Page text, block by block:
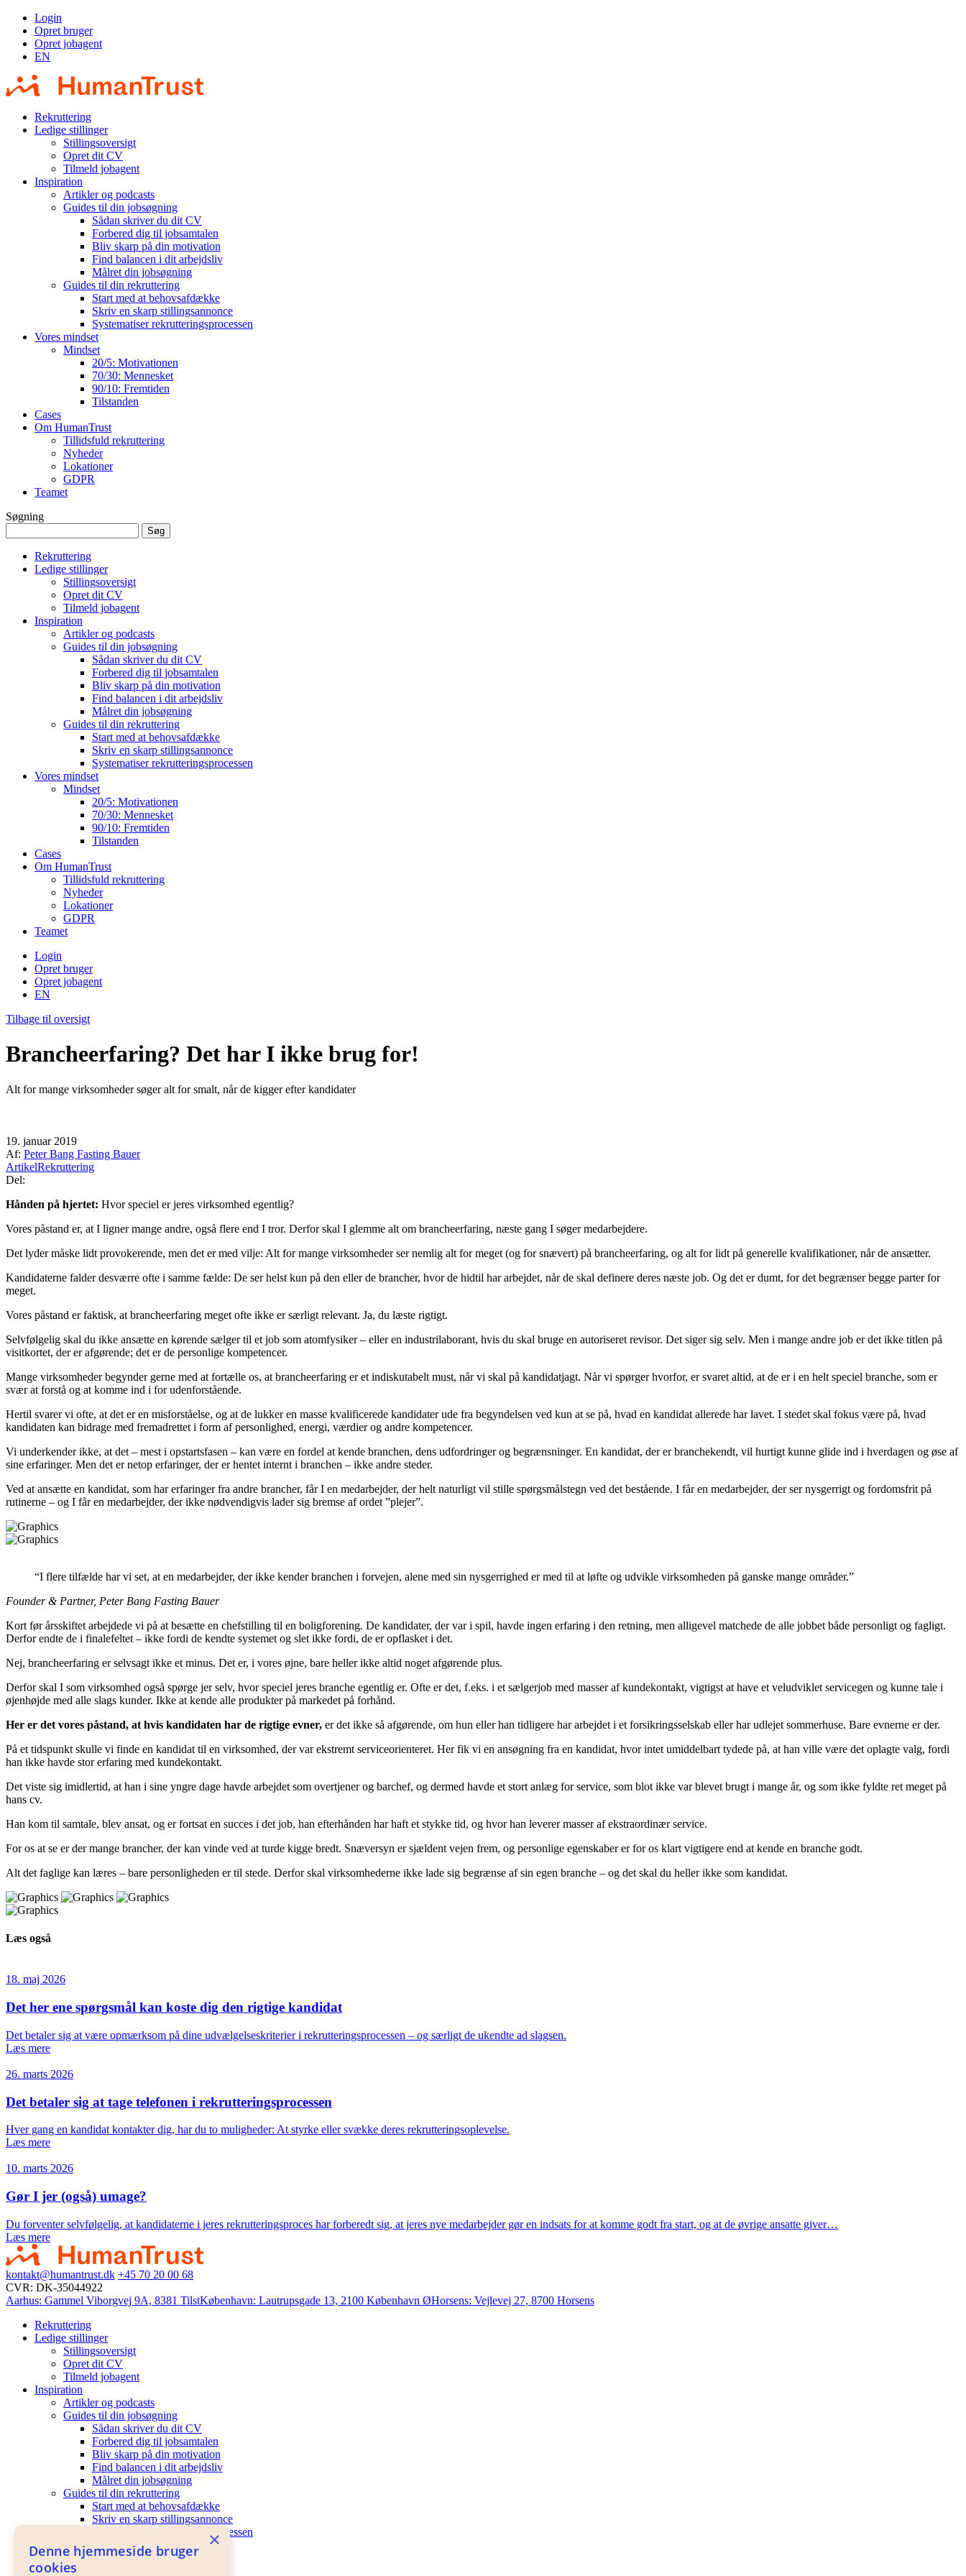
Login
Opret bruger
Opret jobagent
EN
Rekruttering
Ledige stillinger
Stillingsoversigt
Opret dit CV
Tilmeld jobagent
Inspiration
Artikler og podcasts
Guides til din jobsøgning
Sådan skriver du dit CV
Forbered dig til jobsamtalen
Bliv skarp på din motivation
Find balancen i dit arbejdsliv
Målret din jobsøgning
Guides til din rekruttering
Start med at behovsafdække
Skriv en skarp stillingsannonce
Systematiser rekrutteringsprocessen
Vores mindset
Mindset
20/5: Motivationen
70/30: Mennesket
90/10: Fremtiden
Tilstanden
Cases
Om HumanTrust
Tillidsfuld rekruttering
Nyheder
Lokationer
GDPR
Teamet
Søgning
efter:
Rekruttering
Ledige stillinger
Stillingsoversigt
Opret dit CV
Tilmeld jobagent
Inspiration
Artikler og podcasts
Guides til din jobsøgning
Sådan skriver du dit CV
Forbered dig til jobsamtalen
Bliv skarp på din motivation
Find balancen i dit arbejdsliv
Målret din jobsøgning
Guides til din rekruttering
Start med at behovsafdække
Skriv en skarp stillingsannonce
Systematiser rekrutteringsprocessen
Vores mindset
Mindset
20/5: Motivationen
70/30: Mennesket
90/10: Fremtiden
Tilstanden
Cases
Om HumanTrust
Tillidsfuld rekruttering
Nyheder
Lokationer
GDPR
Teamet
Login
Opret bruger
Opret jobagent
EN
Tilbage til oversigt
Brancheerfaring? Det har I ikke brug for!
Alt for mange virksomheder søger alt for smalt, når de kigger efter kandidater
19. januar 2019
Af: Peter Bang Fasting Bauer
ArtikelRekruttering
Del:
Hånden på hjertet: Hvor speciel er jeres virksomhed egentlig?
Vores påstand er, at I ligner mange andre, også flere end I tror. Derfor skal I glemme alt om brancheerfaring, næste gang I søger medarbejdere.
Det lyder måske lidt provokerende, men det er med vilje: Alt for mange virksomheder ser nemlig alt for meget (og for snævert) på brancheerfaring, og alt for lidt på generelle kvalifikationer, når de ansætter.
Kandidaterne falder desværre ofte i samme fælde: De ser helst kun på den eller de brancher, hvor de hidtil har arbejdet, når de skal definere deres næste job. Og det er dumt, for det begrænser begge parter for
meget.
Vores påstand er faktisk, at brancheerfaring meget ofte ikke er særligt relevant. Ja, du læste rigtigt.
Selvfølgelig skal du ikke ansætte en kørende sælger til et job som atomfysiker – eller en industrilaborant, hvis du skal bruge en autoriseret revisor. Det siger sig selv. Men i mange andre job er det ikke titlen på
visitkortet, der er afgørende; det er de personlige kompetencer.
Mange virksomheder begynder gerne med at fortælle os, at brancheerfaring er et indiskutabelt must, når vi skal på kandidatjagt. Når vi spørger hvorfor, er svaret altid, at de er i en helt speciel branche, som er
svær at forstå og at komme ind i for udenforstående.
Hertil svarer vi ofte, at det er en misforståelse, og at de lukker en masse kvalificerede kandidater ude fra begyndelsen ved kun at se på, hvad en kandidat allerede har lavet. I stedet skal fokus være på, hvad
kandidaten kan bidrage med fremadrettet i form af personlighed, energi, værdier og andre kompetencer.
Vi underkender ikke, at det – mest i opstartsfasen – kan være en fordel at kende branchen, dens udfordringer og begrænsninger. En kandidat, der er branchekendt, vil hurtigt kunne glide ind i hverdagen og øse af
sine erfaringer. Men det er netop erfaringer, der er hentet internt i branchen – ikke andre steder.
Ved at ansætte en kandidat, som har erfaringer fra andre brancher, får I en medarbejder, der helt naturligt vil stille spørgsmålstegn ved det bestående. I får en medarbejder, der ser nysgerrigt og fordomsfrit på
rutinerne – og I får en medarbejder, der ikke nødvendigvis lader sig bremse af ordet ”plejer”.
“I flere tilfælde har vi set, at en medarbejder, der ikke kender branchen i forvejen, alene med sin nysgerrighed er med til at løfte og udvikle virksomheden på ganske mange områder.”
Founder & Partner, Peter Bang Fasting Bauer
Kort før årsskiftet arbejdede vi på at besætte en chefstilling til en boligforening. De kandidater, der var i spil, havde ingen erfaring i den retning, men alligevel matchede de alle jobbet både personligt og fagligt.
Derfor endte de i finalefeltet – ikke fordi de kendte systemet og slet ikke fordi, de er opflasket i det.
Nej, brancheerfaring er selvsagt ikke et minus. Det er, i vores øjne, bare heller ikke altid noget afgørende plus.
Derfor skal I som virksomhed også spørge jer selv, hvor speciel jeres branche egentlig er. Ofte er det, f.eks. i et sælgerjob med masser af kundekontakt, vigtigst at have et veludviklet servicegen og kunne tale i
øjenhøjde med alle slags kunder. Ikke at kende alle produkter på markedet på forhånd.
Her er det vores påstand, at hvis kandidaten har de rigtige evner, er det ikke så afgørende, om hun eller han tidligere har arbejdet i et forsikringsselskab eller har udlejet sommerhuse. Bare evnerne er der.
På et tidspunkt skulle vi finde en kandidat til en virksomhed, der var ekstremt serviceorienteret. Her fik vi en ansøgning fra en kandidat, hvor intet umiddelbart tydede på, at han ville være det oplagte valg, fordi
han ikke havde stor erfaring med kundekontakt.
Det viste sig imidlertid, at han i sine yngre dage havde arbejdet som overtjener og barchef, og dermed havde et stort anlæg for service, som blot ikke var blevet brugt i mange år, og som ikke fyldte ret meget på
hans cv.
Han kom til samtale, blev ansat, og er fortsat en succes i det job, han efterhånden har haft et stykke tid, og hvor han leverer masser af ekstraordinær service.
For os at se er der mange brancher, der kan vinde ved at turde kigge bredt. Snæversyn er sjældent vejen frem, og personlige egenskaber er for os klart vigtigere end at kende en branche godt.
Alt det faglige kan læres – bare personligheden er til stede. Derfor skal virksomhederne ikke lade sig begrænse af sin egen branche – og det skal du heller ikke som kandidat.
Læs også
18. maj 2026
Det her ene spørgsmål kan koste dig den rigtige kandidat
Det betaler sig at være opmærksom på dine udvælgelseskriterier i rekrutteringsprocessen – og særligt de ukendte ad slagsen.
Læs mere
26. marts 2026
Det betaler sig at tage telefonen i rekrutteringsprocessen
Hver gang en kandidat kontakter dig, har du to muligheder: At styrke eller svække deres rekrutteringsoplevelse.
Læs mere
10. marts 2026
Gør I jer (også) umage?
Du forventer selvfølgelig, at kandidaterne i jeres rekrutteringsproces har forberedt sig, at jeres nye medarbejder gør en indsats for at komme godt fra start, og at de øvrige ansatte giver…
Læs mere
kontakt@humantrust.dk +45 70 20 00 68
CVR: DK-35044922
Aarhus: Gammel Viborgvej 9A, 8381 TilstKøbenhavn: Lautrupsgade 13, 2100 København ØHorsens: Vejlevej 27, 8700 Horsens
Rekruttering
Ledige stillinger
Stillingsoversigt
Opret dit CV
Tilmeld jobagent
Inspiration
Artikler og podcasts
Guides til din jobsøgning
Sådan skriver du dit CV
Forbered dig til jobsamtalen
Bliv skarp på din motivation
Find balancen i dit arbejdsliv
Målret din jobsøgning
Guides til din rekruttering
Start med at behovsafdække
Skriv en skarp stillingsannonce
Systematiser rekrutteringsprocessen
Vores mindset
Mindset
×
Denne hjemmeside bruger
cookies